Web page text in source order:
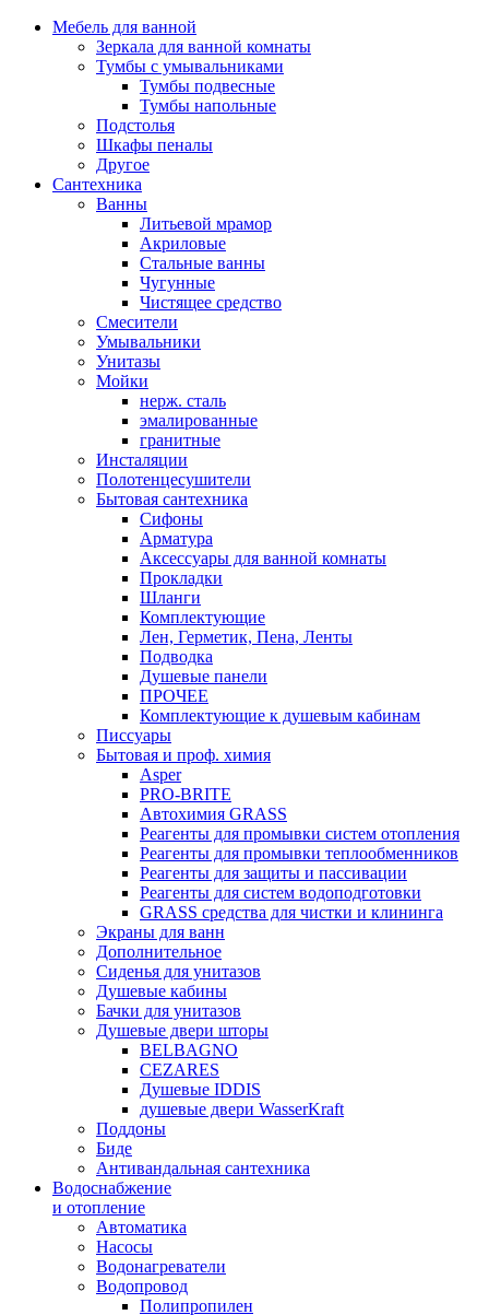
Мебель для ванной
Зеркала для ванной комнаты
Тумбы с умывальниками
Тумбы подвесные
Тумбы напольные
Подстолья
Шкафы пеналы
Другое
Сантехника
Ванны
Литьевой мрамор
Акриловые
Стальные ванны
Чугунные
Чистящее средство
Смесители
Умывальники
Унитазы
Мойки
нерж. сталь
эмалированные
гранитные
Инсталяции
Полотенцесушители
Бытовая сантехника
Сифоны
Арматура
Аксессуары для ванной комнаты
Прокладки
Шланги
Комплектующие
Лен, Герметик, Пена, Ленты
Подводка
Душевые панели
ПРОЧЕЕ
Комплектующие к душевым кабинам
Писсуары
Бытовая и проф. химия
Asper
PRO-BRITE
Автохимия GRASS
Реагенты для промывки систем отопления
Реагенты для промывки теплообменников
Реагенты для защиты и пассивации
Реагенты для систем водоподготовки
GRASS средства для чистки и клининга
Экраны для ванн
Дополнительное
Сиденья для унитазов
Душевые кабины
Бачки для унитазов
Душевые двери шторы
BELBAGNO
CEZARES
Душевые IDDIS
душевые двери WasserKraft
Поддоны
Биде
Антивандальная сантехника
Водоснабжение
и отопление
Автоматика
Насосы
Водонагреватели
Водопровод
Полипропилен